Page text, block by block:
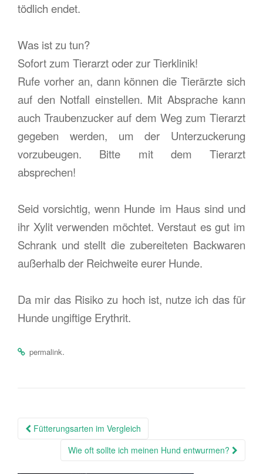
tödlich endet.
Was ist zu tun?
Sofort zum Tierarzt oder zur Tierklinik!
Rufe vorher an, dann können die Tierärzte sich
auf den Notfall einstellen. Mit Absprache kann
auch Traubenzucker auf dem Weg zum Tierarzt
gegeben werden, um der Unterzuckerung
vorzubeugen. Bitte mit dem Tierarzt
absprechen!
Seid vorsichtig, wenn Hunde im Haus sind und
ihr Xylit verwenden möchtet. Verstaut es gut im
Schrank und stellt die zubereiteten Backwaren
außerhalb der Reichweite eurer Hunde.
Da mir das Risiko zu hoch ist, nutze ich das für
Hunde ungiftige Erythrit.
permalink.
Beitragsnavigation
Fütterungsarten im Vergleich
Wie oft sollte ich meinen Hund entwurmen?